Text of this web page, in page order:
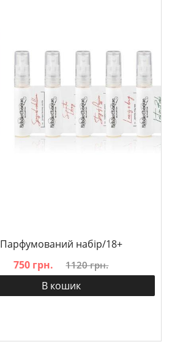
Парфумований набір/18+
750 грн.
1120 грн.
В кошик